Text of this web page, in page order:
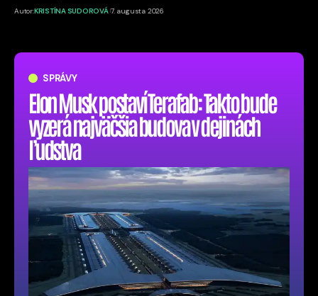
SPRÁVY
Elon Musk postaví Terafab: Takto bude
vyzerá najväčšia budova v dejinách
ľudstva
Autor:KRISTÍNA SUDOROVÁ 7. augusta 2026